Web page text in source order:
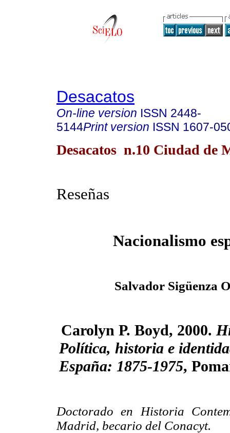
Desacatos
On-line version ISSN 2448-
5144Print version ISSN 1607-
Desacatos n.10 Ciudad de
Reseñas
Nacionalismo
Salvador Sigüenza
Carolyn P. Boyd, 2000.
Política, historia e
España: 1875-1975,
Doctorado en Historia
Madrid, becario del Conacyt.